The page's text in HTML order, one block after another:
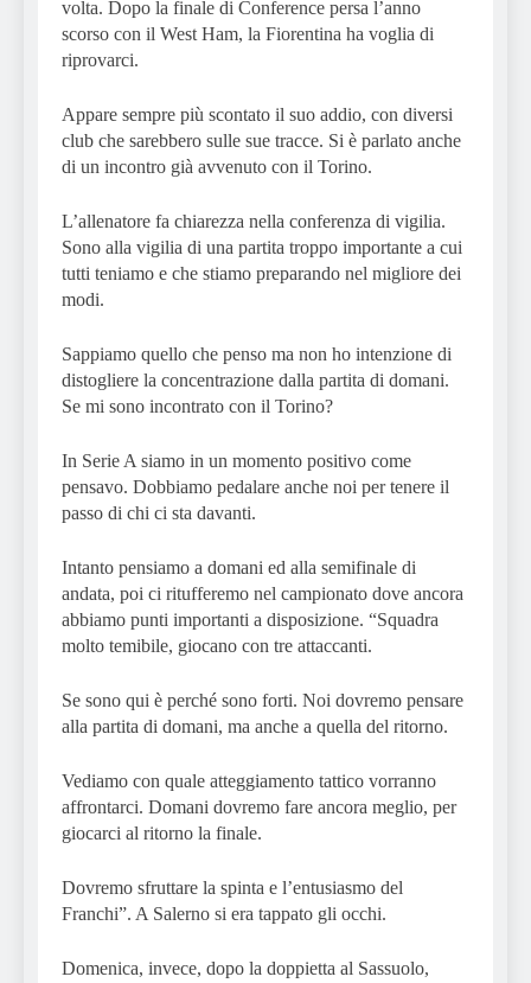
volta. Dopo la finale di Conference persa l’anno
scorso con il West Ham, la Fiorentina ha voglia di
riprovarci.
Appare sempre più scontato il suo addio, con diversi
club che sarebbero sulle sue tracce. Si è parlato anche
di un incontro già avvenuto con il Torino.
L’allenatore fa chiarezza nella conferenza di vigilia.
Sono alla vigilia di una partita troppo importante a cui
tutti teniamo e che stiamo preparando nel migliore dei
modi.
Sappiamo quello che penso ma non ho intenzione di
distogliere la concentrazione dalla partita di domani.
Se mi sono incontrato con il Torino?
In Serie A siamo in un momento positivo come
pensavo. Dobbiamo pedalare anche noi per tenere il
passo di chi ci sta davanti.
Intanto pensiamo a domani ed alla semifinale di
andata, poi ci ritufferemo nel campionato dove ancora
abbiamo punti importanti a disposizione. “Squadra
molto temibile, giocano con tre attaccanti.
Se sono qui è perché sono forti. Noi dovremo pensare
alla partita di domani, ma anche a quella del ritorno.
Vediamo con quale atteggiamento tattico vorranno
affrontarci. Domani dovremo fare ancora meglio, per
giocarci al ritorno la finale.
Dovremo sfruttare la spinta e l’entusiasmo del
Franchi”. A Salerno si era tappato gli occhi.
Domenica, invece, dopo la doppietta al Sassuolo,